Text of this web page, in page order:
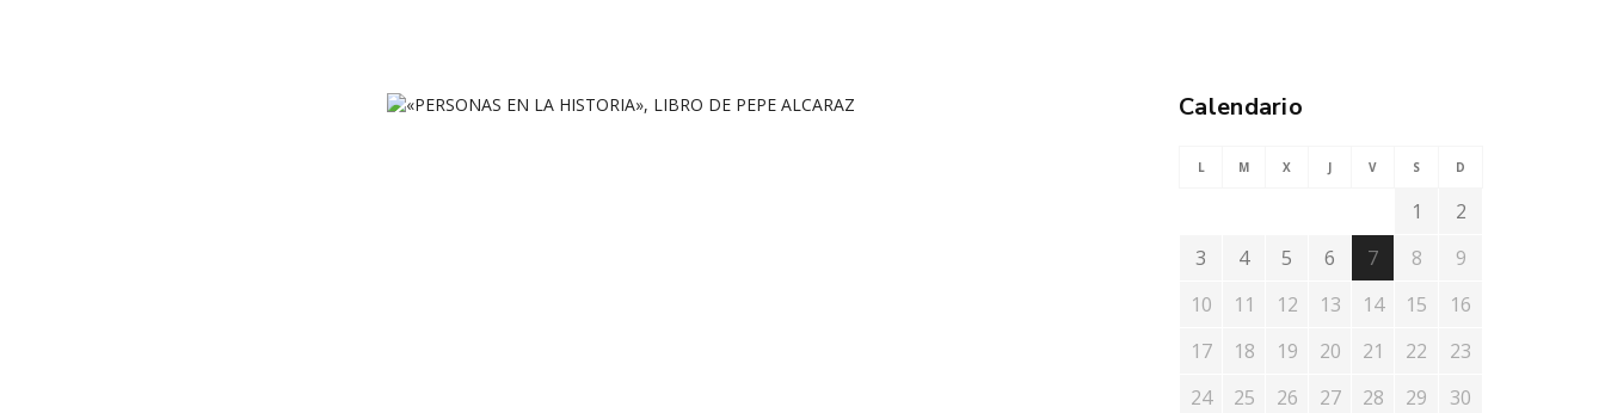
Calendario
L M X J V S D
1
2
3
4 5 6 7 8
9
10
11 12 13 14 15
16
17
18 19 20 21 22
23
24
25 26 27 28 29
30